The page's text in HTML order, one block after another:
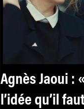
Agnès Jaoui :
l’idée qu’il